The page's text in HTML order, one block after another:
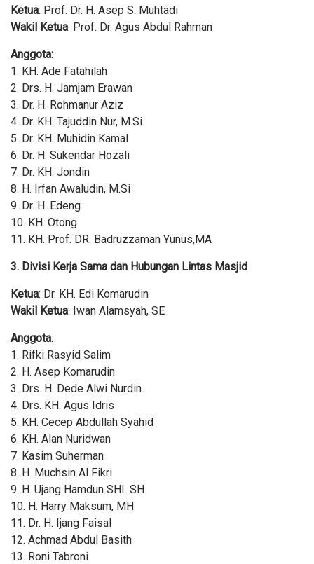
Ketua: Prof. Dr. H. Asep S. Muhtadi
Wakil Ketua: Prof. Dr. Agus Abdul Rahman
Anggota:
1. KH. Ade Fatahilah
2. Drs. H. Jamjam Erawan
3. Dr. H. Rohmanur Aziz
4. Dr. KH. Tajuddin Nur, M.Si
5. Dr. KH. Muhidin Kamal
6. Dr. H. Sukendar Hozali
7. Dr. KH. Jondin
8. H. Irfan Awaludin, M.Si
9. Dr. H. Edeng
10. KH. Otong
11. KH. Prof. DR. Badruzzaman Yunus,MA
3. Divisi Kerja Sama dan Hubungan Lintas Masjid
Ketua: Dr. KH. Edi Komarudin
Wakil Ketua: Iwan Alamsyah, SE
Anggota:
1. Rifki Rasyid Salim
2. H. Asep Komarudin
3. Drs. H. Dede Alwi Nurdin
4. Drs. KH. Agus Idris
5. KH. Cecep Abdullah Syahid
6. KH. Alan Nuridwan
7. Kasim Suherman
8. H. Muchsin Al Fikri
9. H. Ujang Hamdun SHI. SH
10. H. Harry Maksum, MH
11. Dr. H. Ijang Faisal
12. Achmad Abdul Basith
13. Roni Tabroni